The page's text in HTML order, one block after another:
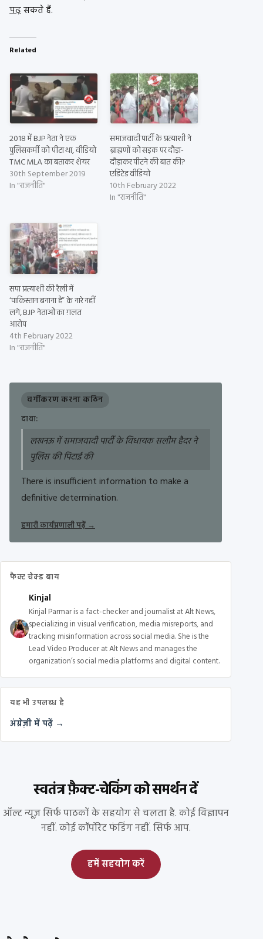
पढ़सकते हैं.
Related
2018 में BJP नेता ने एक
पुलिसकर्मी को पीटा था, वीडियो
TMC MLA का बताकर शेयर
30th September 2019
In "राजनीति"
समाजवादी पार्टी के प्रत्याशी ने
ब्राह्मणों को सड़क पर दौड़ा-
दौड़ाकर पीटने की बात की?
एडिटेड वीडियो
10th February 2022
In "राजनीति"
सपा प्रत्याशी की रैली में
‘पाकिस्तान बनाना है” के नारे नहीं
लगे, BJP नेताओं का ग़लत
आरोप
4th February 2022
In "राजनीति"
वर्गीकरण करना कठिन
दावा:
लखनऊ में समाजवादी पार्टी के विधायक सलीम हैदर ने
पुलिस की पिटाई की
There is insufficient information to make a
definitive determination.
हमारी कार्यप्रणाली पढ़ें→
फैक्ट चेक्ड बाय
Kinjal
Kinjal Parmar is a fact-checker and journalist at Alt News,
specializing in visual verification, media misreports, and
tracking misinformation across social media. She is the
Lead Video Producer at Alt News and manages the
organization’s social media platforms and digital content.
यह भी उपलब्ध है
अंग्रेज़ी में पढ़ें →
स्वतंत्र फ़ैक्ट-चेकिंग को समर्थन दें
ऑल्ट न्यूज़ सिर्फ पाठकों के सहयोग से चलता है. कोई विज्ञापन
नहीं. कोई कॉर्पोरेट फंडिंग नहीं. सिर्फ आप.
हमें सहयोग करें